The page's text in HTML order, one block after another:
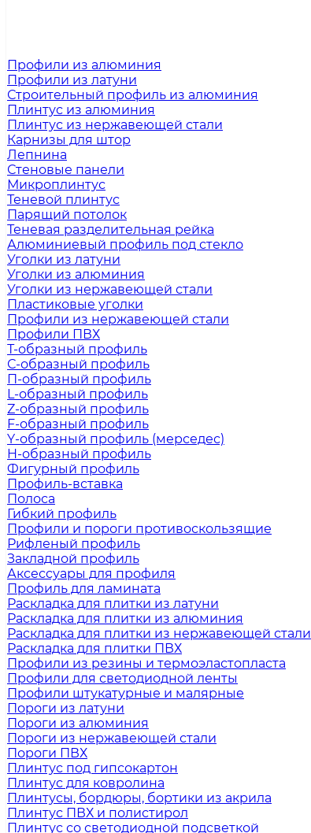
Профили из алюминия
Профили из латуни
Строительный профиль из алюминия
Плинтус из алюминия
Плинтус из нержавеющей стали
Карнизы для штор
Лепнина
Стеновые панели
Микроплинтус
Теневой плинтус
Парящий потолок
Теневая разделительная рейка
Алюминиевый профиль под стекло
Уголки из латуни
Уголки из алюминия
Уголки из нержавеющей стали
Пластиковые уголки
Профили из нержавеющей стали
Профили ПВХ
Т-образный профиль
С-образный профиль
П-образный профиль
L-образный профиль
Z-образный профиль
F-образный профиль
Y-образный профиль (мерседес)
H-образный профиль
Фигурный профиль
Профиль-вставка
Полоса
Гибкий профиль
Профили и пороги противоскользящие
Рифленый профиль
Закладной профиль
Аксессуары для профиля
Профиль для ламината
Раскладка для плитки из латуни
Раскладка для плитки из алюминия
Раскладка для плитки из нержавеющей стали
Раскладка для плитки ПВХ
Профили из резины и термоэластопласта
Профили для светодиодной ленты
Профили штукатурные и малярные
Пороги из латуни
Пороги из алюминия
Пороги из нержавеющей стали
Пороги ПВХ
Плинтус под гипсокартон
Плинтус для ковролина
Плинтусы, бордюры, бортики из акрила
Плинтус ПВХ и полистирол
Плинтус со светодиодной подсветкой